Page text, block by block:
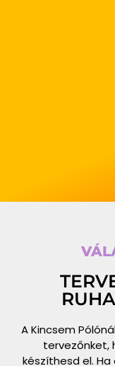
A Kincsem
tervezőnket,
készíthesd el.